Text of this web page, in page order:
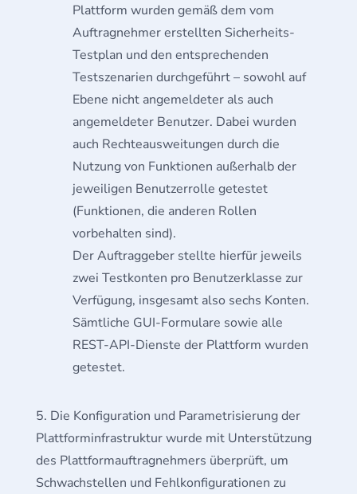
Plattform wurden gemäß dem vom
Auftragnehmer erstellten Sicherheits-
Testplan und den entsprechenden
Testszenarien durchgeführt – sowohl auf
Ebene nicht angemeldeter als auch
angemeldeter Benutzer. Dabei wurden
auch Rechteausweitungen durch die
Nutzung von Funktionen außerhalb der
jeweiligen Benutzerrolle getestet
(Funktionen, die anderen Rollen
vorbehalten sind).
Der Auftraggeber stellte hierfür jeweils
zwei Testkonten pro Benutzerklasse zur
Verfügung, insgesamt also sechs Konten.
Sämtliche GUI-Formulare sowie alle
REST-API-Dienste der Plattform wurden
getestet.
Die Konfiguration und Parametrisierung der
Plattforminfrastruktur wurde mit Unterstützung
des Plattformauftragnehmers überprüft, um
Schwachstellen und Fehlkonfigurationen zu